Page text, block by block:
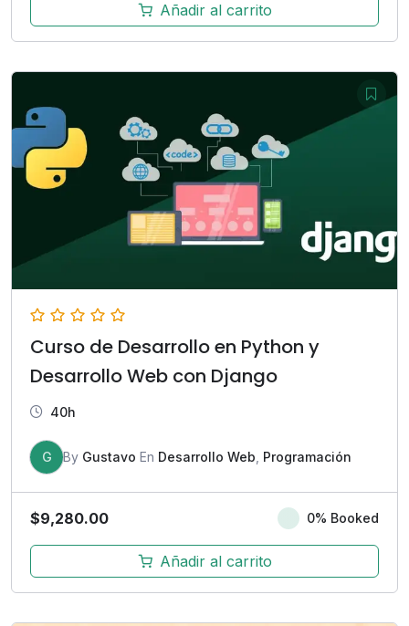
Añadir al carrito
Curso de Desarrollo en Python y
Desarrollo Web con Django
40h
G By Gustavo En Desarrollo Web Programación
$9,280.00 0% Booked
Añadir al carrito